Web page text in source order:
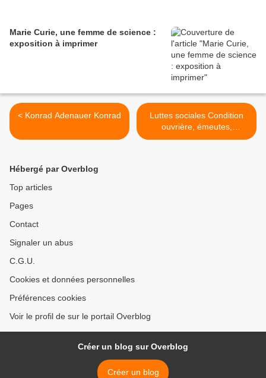
Marie Curie, une femme de science :
exposition à imprimer
< Konrad Adenauer Konrad
Luttes sociales Condition
ouvrière, émeutes,
exploitation - Soziale
Hébergé par Overblog
Top articles
Pages
Contact
Signaler un abus
C.G.U.
Cookies et données personnelles
Préférences cookies
Voir le profil de sur le portail Overblog
Créer un blog sur Overblog
Créer un blog